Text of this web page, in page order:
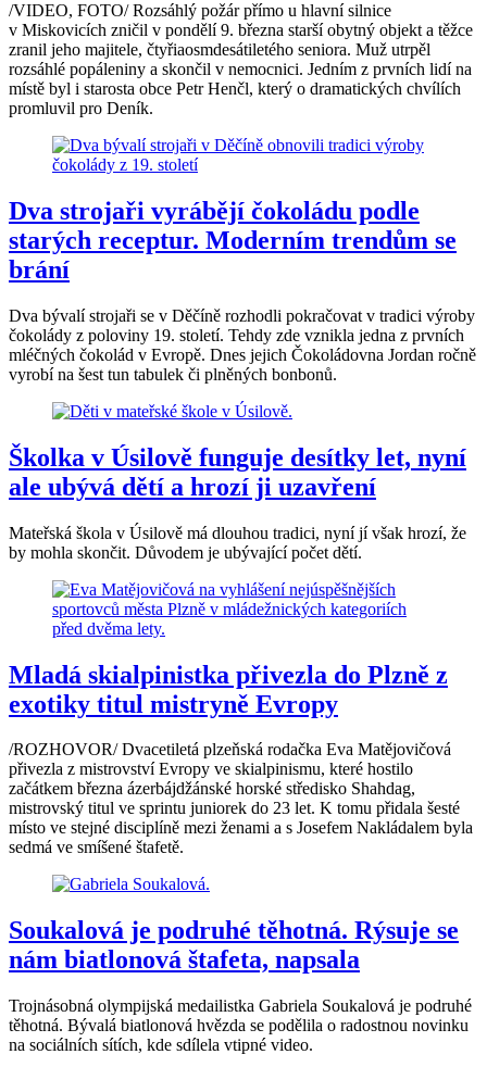
/VIDEO, FOTO/ Rozsáhlý požár přímo u hlavní silnice
v Miskovicích zničil v pondělí 9. března starší obytný objekt a těžce
zranil jeho majitele, čtyřiaosmdesátiletého seniora. Muž utrpěl
rozsáhlé popáleniny a skončil v nemocnici. Jedním z prvních lidí na
místě byl i starosta obce Petr Henčl, který o dramatických chvílích
promluvil pro Deník.
Dva strojaři vyrábějí čokoládu podle
starých receptur. Moderním trendům se
brání
Dva bývalí strojaři se v Děčíně rozhodli pokračovat v tradici výroby
čokolády z poloviny 19. století. Tehdy zde vznikla jedna z prvních
mléčných čokolád v Evropě. Dnes jejich Čokoládovna Jordan ročně
vyrobí na šest tun tabulek či plněných bonbonů.
Školka v Úsilově funguje desítky let, nyní
ale ubývá dětí a hrozí ji uzavření
Mateřská škola v Úsilově má dlouhou tradici, nyní jí však hrozí, že
by mohla skončit. Důvodem je ubývající počet dětí.
Mladá skialpinistka přivezla do Plzně z
exotiky titul mistryně Evropy
/ROZHOVOR/ Dvacetiletá plzeňská rodačka Eva Matějovičová
přivezla z mistrovství Evropy ve skialpinismu, které hostilo
začátkem března ázerbájdžánské horské středisko Shahdag,
mistrovský titul ve sprintu juniorek do 23 let. K tomu přidala šesté
místo ve stejné disciplíně mezi ženami a s Josefem Nakládalem byla
sedmá ve smíšené štafetě.
Soukalová je podruhé těhotná. Rýsuje se
nám biatlonová štafeta, napsala
Trojnásobná olympijská medailistka Gabriela Soukalová je podruhé
těhotná. Bývalá biatlonová hvězda se podělila o radostnou novinku
na sociálních sítích, kde sdílela vtipné video.